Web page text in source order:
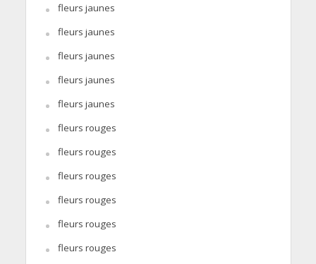
fleurs jaunes
fleurs jaunes
fleurs jaunes
fleurs jaunes
fleurs jaunes
fleurs rouges
fleurs rouges
fleurs rouges
fleurs rouges
fleurs rouges
fleurs rouges